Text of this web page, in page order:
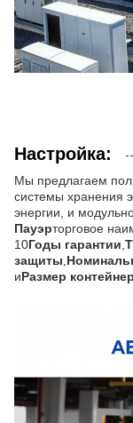
Настройка:
Мы предлагаем
системы хранения
энергии, и
Пауэрторговое
10Годы гарантии
защиты
иРазмер